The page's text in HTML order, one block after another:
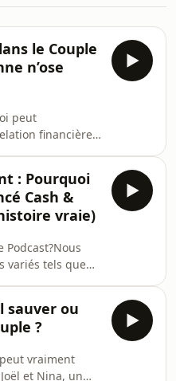
le Couple
n’ose
peut
financière
comment leur
façonne leur
l'investissement
équilibré,
l'argent n'est
un outil puiss
: Pourquoi
Cash &
vraie)
Podcast?Nous
variés tels que
épisode est
fois informatif et
des conseils
appliquer
sauver ou
?
vraiment